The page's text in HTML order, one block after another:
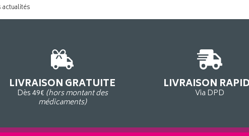
LIVRAISON GRATUITE
Dès 49€ (hors montant des
médicaments)
LIVRAISON
Via DPD